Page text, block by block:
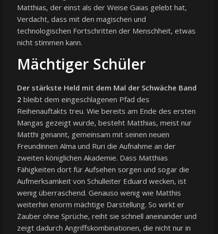
Matthias, der einst als der Weise Gaias gelebt hat,
Verdacht, dass mit den magischen und
technologischen Fortschritten der Menschheit, etwas
nicht stimmen kann.
Mächtiger Schüler
Der stärkste Held mit dem Mal der Schwäche Band
2 bleibt dem eingeschlagenen Pfad des
Reihenauftakts treu. Wie bereits am Ende des ersten
Mangas gezeigt wurde, besteht Matthias, meist nur
Matthi genannt, gemeinsam mit seinen neuen
Freundinnen Alma und Ruri die Aufnahme an der
zweiten königlichen Akademie. Dass Matthias
Fähigkeiten dort für Aufsehen sorgen und sogar die
Aufmerksamkeit von Schulleiter Eduard wecken, ist
wenig überraschend. Genauso wenig wie Matthis
weiterhin enorm mächtige Darstellung. So wirkt er
Zauber ohne Sprüche, reiht sie schnell aneinander und
zeigt dadurch Angriffskombinationen, die nicht nur in